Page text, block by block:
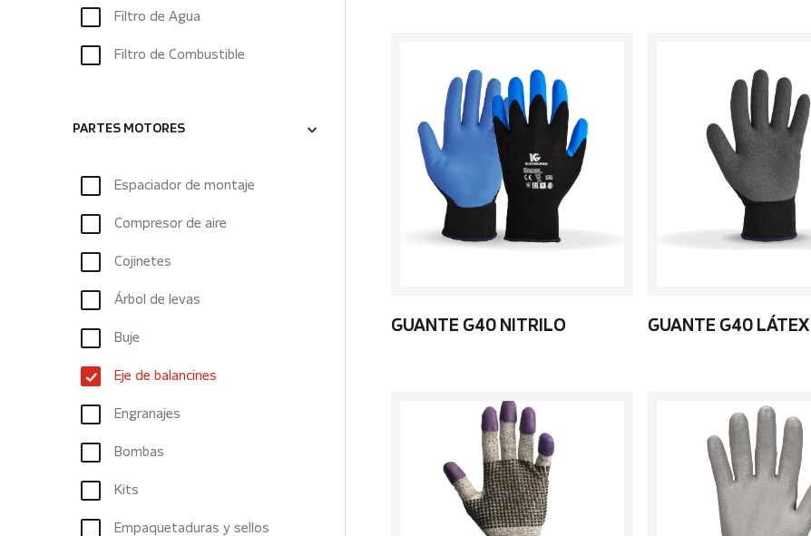
Filtro de Agua
Filtro de Combustible
PARTES MOTORES
Espaciador de montaje
Compresor de aire
Cojinetes
Árbol de levas
Buje
Eje de balancines
Engranajes
Bombas
Kits
Empaquetaduras y sellos
GUANTE G40 NITRILO GUANTE G40 LÁTEX